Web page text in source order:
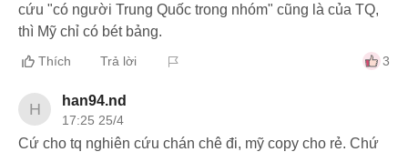
cứu "có người Trung Quốc trong nhóm" cũng là của TQ,
thì Mỹ chỉ có bét bảng.
Thích Trả lời 3
H han94.nd
17:25 25/4
Cứ cho tq nghiên cứu chán chê đi, mỹ copy cho rẻ. Chứ